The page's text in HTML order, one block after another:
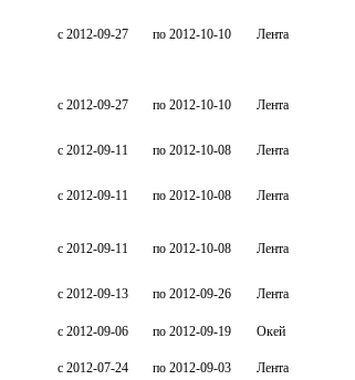
c 2012-09-27 по 2012-10-10 Лента
c 2012-09-27 по 2012-10-10 Лента
c 2012-09-11 по 2012-10-08
Лента
c 2012-09-11 по 2012-10-08 Лента
c 2012-09-11 по 2012-10-08 Лента
c 2012-09-13 по 2012-09-26 Лента
c 2012-09-06 по 2012-09-19
Окей
c 2012-07-24 по 2012-09-03 Лента